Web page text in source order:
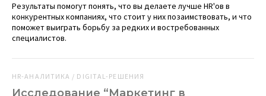
Результаты помогут понять, что вы делаете лучше HR'ов в
конкурентных компаниях, что стоит у них позаимствовать, и что
поможет выиграть борьбу за редких и востребованных
специалистов.
HR-АНАЛИТИКА / DIGITAL-РЕШЕНИЯ
Исследование “Маркетинг в